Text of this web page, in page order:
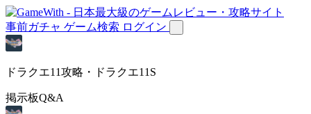
事前ガチャ ゲーム検索 ログイン
ドラクエ11攻略・ドラクエ11S
掲示板Q&A